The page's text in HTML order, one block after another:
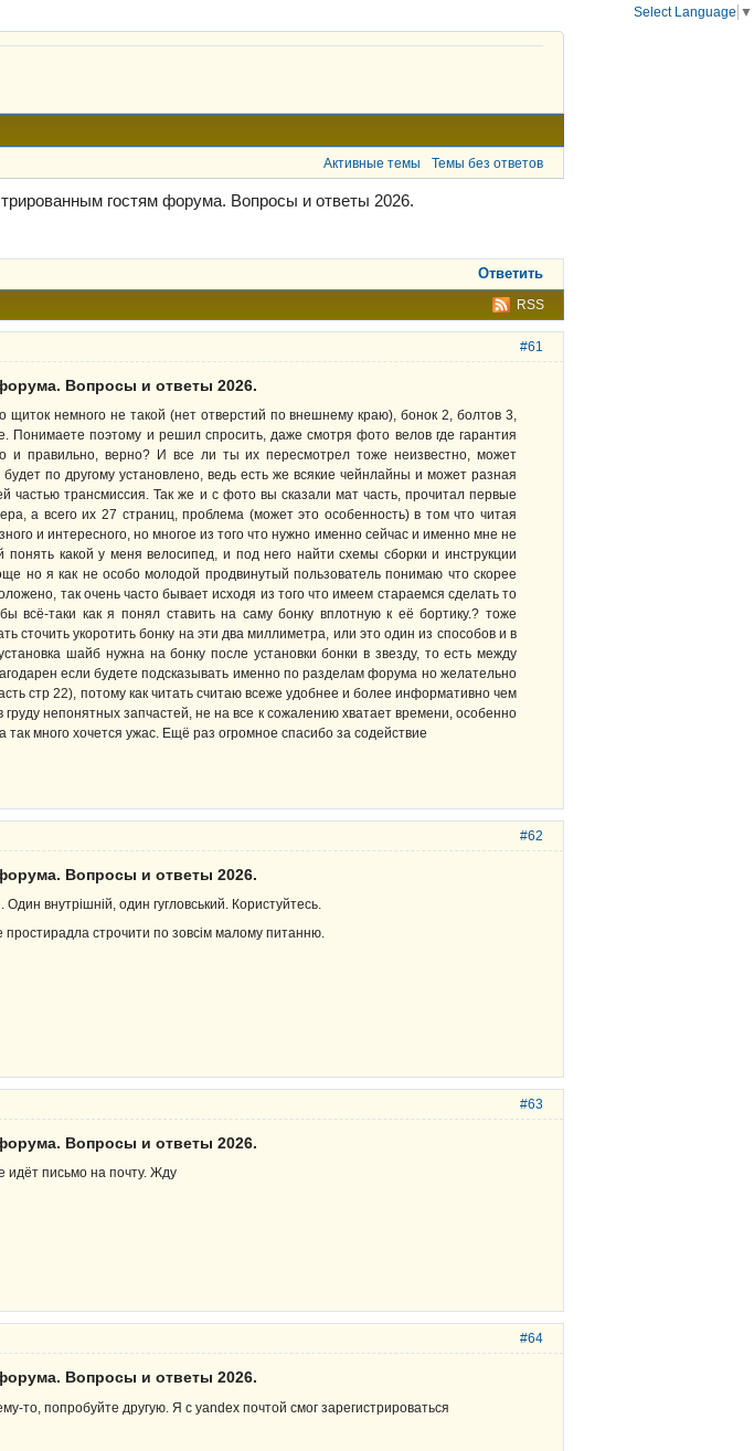
Активные темы Темы без ответов
гостям форума. Вопросы и ответы 2026.
Ответить
RSS
#61
Вопросы и ответы 2026.
щиток немного не такой (нет отверстий по внешнему краю), бонок 2, болтов 3,
Понимаете поэтому и решил спросить, даже смотря фото велов где гарантия
и правильно, верно? И все ли ты их пересмотрел тоже неизвестно, может
по другому установлено, ведь есть же всякие чейнлайны и может разная
частью трансмиссия. Так же и с фото вы сказали мат часть, прочитал первые
а всего их 27 страниц, проблема (может это особенность) в том что читая
и интересного, но многое из того что нужно именно сейчас и именно мне не
какой у меня велосипед, и под него найти схемы сборки и инструкции
но я как не особо молодой продвинутый пользователь понимаю что скорее
так очень часто бывает исходя из того что имеем стараемся сделать то
всё-таки как я понял ставить на саму бонку вплотную к её бортику.? тоже
сточить укоротить бонку на эти два миллиметра, или это один из способов и в
шайб нужна на бонку после установки бонки в звезду, то есть между
если будете подсказывать именно по разделам форума но желательно
стр 22), потому как читать считаю всеже удобнее и более информативно чем
непонятных запчастей, не на все к сожалению хватает времени, особенно
много хочется ужас. Ещё раз огромное спасибо за содействие
#62
Вопросы и ответы 2026.
внутрішній, один гугловський. Користуйтесь.
строчити по зовсім малому питанню.
#63
Вопросы и ответы 2026.
идёт письмо на почту. Жду
#64
Вопросы и ответы 2026.
то, попробуйте другую. Я с yandex почтой смог зарегистрироваться
Select Language ▼